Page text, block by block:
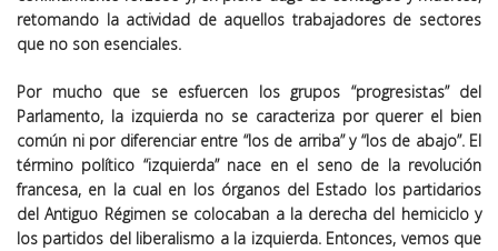
retomando la actividad de aquellos trabajadores de sectores
que no son esenciales.
Por mucho que se esfuercen los grupos “progresistas” del
Parlamento, la izquierda no se caracteriza por querer el bien
común ni por diferenciar entre “los de arriba” y “los de abajo”. El
término político “izquierda” nace en el seno de la revolución
francesa, en la cual en los órganos del Estado los partidarios
del Antiguo Régimen se colocaban a la derecha del hemiciclo y
los partidos del liberalismo a la izquierda. Entonces, vemos que